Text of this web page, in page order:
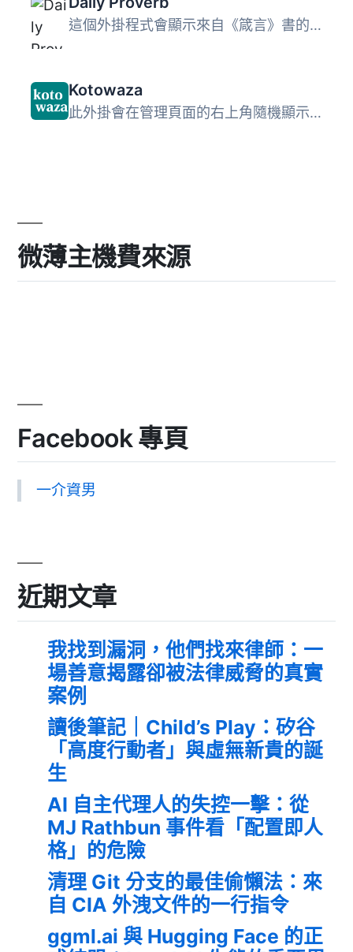
這個外掛程式會顯示來自《箴言》書的日語，每天顯示不同的經...
Kotowaza
此外掛會在管理頁面的右上角隨機顯示一句日本傳統諺語。
微薄主機費來源
Facebook 專頁
一介資男
近期文章
我找到漏洞，他們找來律師：一
場善意揭露卻被法律威脅的真實
案例
讀後筆記｜Child’s Play：矽谷
「高度行動者」與虛無新貴的誕
生
AI 自主代理人的失控一擊：從
MJ Rathbun 事件看「配置即人
格」的危險
清理 Git 分支的最佳偷懶法：來
自 CIA 外洩文件的一行指令
ggml.ai 與 Hugging Face 的正